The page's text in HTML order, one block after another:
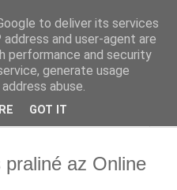
az Online
to deliver its services
and user-agent are
performance and security
generate usage
abuse.
GOT IT